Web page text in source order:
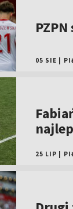
05 SIE
25 LIP